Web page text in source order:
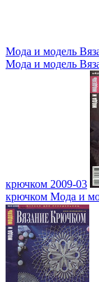
Мода и модель
Мода и модель
крючком 2009-03
крючком Мода и